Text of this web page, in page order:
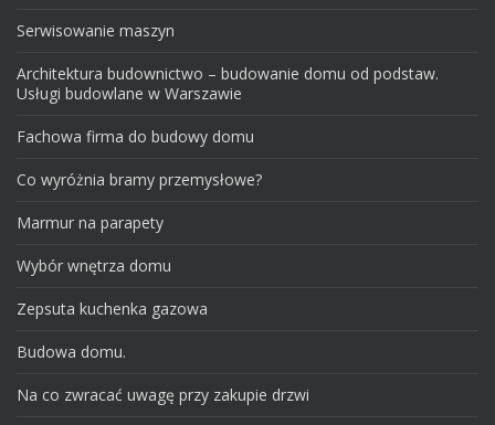
Serwisowanie maszyn
Architektura budownictwo – budowanie domu od podstaw.
Usługi budowlane w Warszawie
Fachowa firma do budowy domu
Co wyróżnia bramy przemysłowe?
Marmur na parapety
Wybór wnętrza domu
Zepsuta kuchenka gazowa
Budowa domu.
Na co zwracać uwagę przy zakupie drzwi